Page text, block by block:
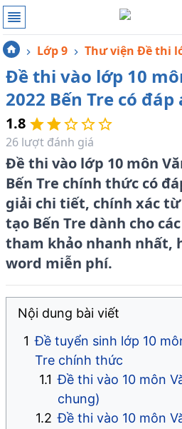
Lớp 9 Thư viện Đề thi
Đề thi vào lớp 10
2022 Bến Tre có
Đề thi vào lớp 10 môn
Bến Tre chính thức có
giải chi tiết, chính xác
tạo Bến Tre dành cho
tham khảo nhanh nhất,
word miễn phí.
1.8
26 lượt đánh giá
Nội dung bài viết
Đề tuyển sinh lớp 10
Tre chính thức
Đề thi vào 10 môn
chung)
Đề thi vào 10 môn